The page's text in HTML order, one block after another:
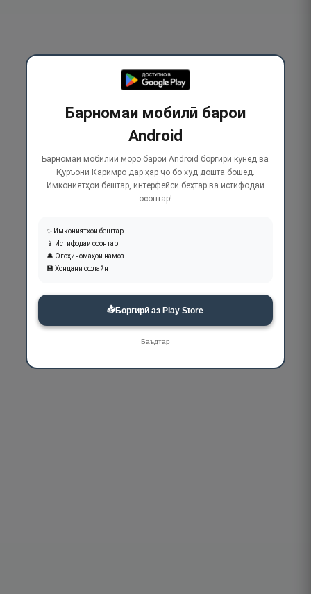
Барномаи мобилӣ барои
Android
Барномаи мобилии моро барои Android боргирӣ кунед ва
Қуръони Каримро дар ҳар ҷо бо худ дошта бошед.
Имкониятҳои бештар, интерфейси беҳтар ва истифодаи
осонтар!
✨ Имкониятҳои бештар
📱 Истифодаи осонтар
🔔 Огоҳиномаҳои намоз
💾 Хондани офлайн
📥Боргирӣ аз Play Store
Баъдтар